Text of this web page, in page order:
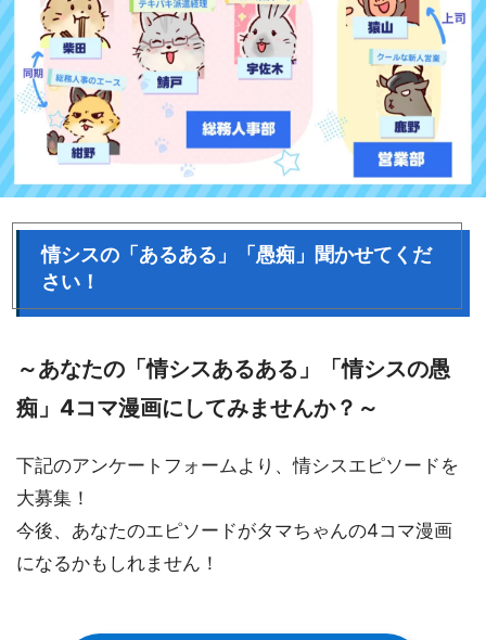
情シスの「あるある」「愚痴」聞かせてくだ
さい！
～あなたの「情シスあるある」「情シスの愚
痴」4コマ漫画にしてみませんか？～
下記のアンケートフォームより、情シスエピソードを
大募集！
今後、あなたのエピソードがタマちゃんの4コマ漫画
になるかもしれません！